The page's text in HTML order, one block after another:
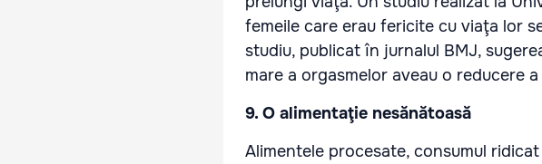
femeile care erau fericite cu viaţa lor
studiu, publicat în jurnalul BMJ,
mare a orgasmelor aveau o reducere
9. O alimentaţie nesănătoasă
Alimentele procesate, consumul